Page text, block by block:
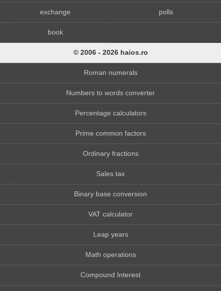
exchange polls
book
© 2006 - 2026 haios.ro
Roman numerals
Numbers to words converter
Percentage calculators
Prime common factors
Ordinary fractions
Sales tax
Binary base conversion
VAT calculator
Leap years
Math operations
Compound Interest